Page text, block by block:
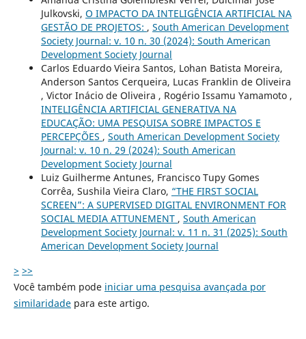
Julkovski, O IMPACTO DA INTELIGÊNCIA ARTIFICIAL NA
GESTÃO DE PROJETOS: , South American Development
Society Journal: v. 10 n. 30 (2024): South American
Development Society Journal
Carlos Eduardo Vieira Santos, Lohan Batista Moreira,
Anderson Santos Cerqueira, Lucas Franklin de Oliveira
, Victor Inácio de Oliveira , Rogério Issamu Yamamoto ,
INTELIGÊNCIA ARTIFICIAL GENERATIVA NA
EDUCAÇÃO: UMA PESQUISA SOBRE IMPACTOS E
PERCEPÇÕES , South American Development Society
Journal: v. 10 n. 29 (2024): South American
Development Society Journal
Luiz Guilherme Antunes, Francisco Tupy Gomes
Corrêa, Sushila Vieira Claro, “THE FIRST SOCIAL
SCREEN”: A SUPERVISED DIGITAL ENVIRONMENT FOR
SOCIAL MEDIA ATTUNEMENT , South American
Development Society Journal: v. 11 n. 31 (2025): South
American Development Society Journal
> >>
Você também pode iniciar uma pesquisa avançada por
similaridadepara este artigo.